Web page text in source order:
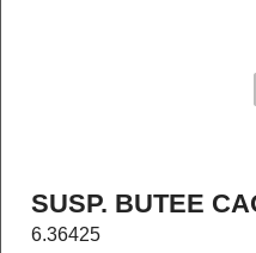
SUSP. BUTEE
6.36425